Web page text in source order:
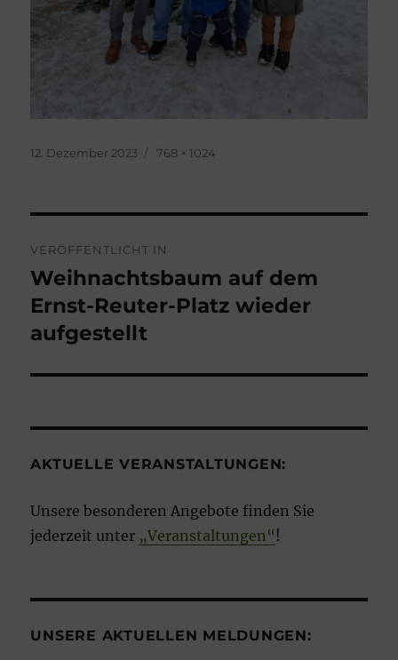
Veröffentlicht
12. Dezember 2023 Originalgröße
768 × 1024
VERÖFFENTLICHT IN
Weihnachtsbaum auf dem
Ernst-Reuter-Platz wieder
aufgestellt
AKTUELLE VERANSTALTUNGEN:
Unsere besonderen Angebote finden Sie
jederzeit unter „Veranstaltungen“ !
UNSERE AKTUELLEN MELDUNGEN: